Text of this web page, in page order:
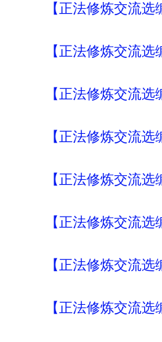
【正法修炼交流
【正法修炼交流
【正法修炼交流
【正法修炼交流
【正法修炼交流
【正法修炼交流
【正法修炼交流
【正法修炼交流